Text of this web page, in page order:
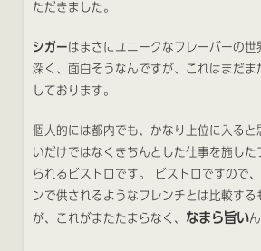
ただきました。
シガーはまさにユニークなフレーバーの世
深く、面白そうなんですが、これはまだま
しております。
個人的には都内でも、かなり上位に入ると
いだけではなくきちんとした仕事を施した
られるビストロです。 ビストロですので
ンで供されるようなフレンチとは比較する
が、これがまたたまらなく、 なまら旨い